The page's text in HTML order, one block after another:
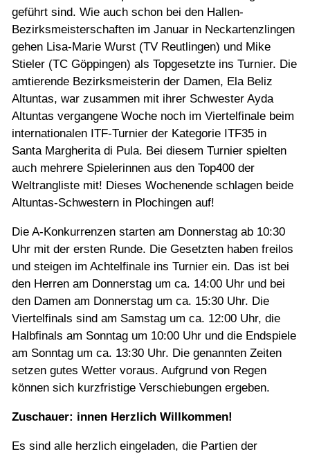
geführt sind. Wie auch schon bei den Hallen-
Bezirksmeisterschaften im Januar in Neckartenzlingen
gehen Lisa-Marie Wurst (TV Reutlingen) und Mike
Stieler (TC Göppingen) als Topgesetzte ins Turnier. Die
amtierende Bezirksmeisterin der Damen, Ela Beliz
Altuntas, war zusammen mit ihrer Schwester Ayda
Altuntas vergangene Woche noch im Viertelfinale beim
internationalen ITF-Turnier der Kategorie ITF35 in
Santa Margherita di Pula. Bei diesem Turnier spielten
auch mehrere Spielerinnen aus den Top400 der
Weltrangliste mit! Dieses Wochenende schlagen beide
Altuntas-Schwestern in Plochingen auf!
Die A-Konkurrenzen starten am Donnerstag ab 10:30
Uhr mit der ersten Runde. Die Gesetzten haben freilos
und steigen im Achtelfinale ins Turnier ein. Das ist bei
den Herren am Donnerstag um ca. 14:00 Uhr und bei
den Damen am Donnerstag um ca. 15:30 Uhr. Die
Viertelfinals sind am Samstag um ca. 12:00 Uhr, die
Halbfinals am Sonntag um 10:00 Uhr und die Endspiele
am Sonntag um ca. 13:30 Uhr. Die genannten Zeiten
setzen gutes Wetter voraus. Aufgrund von Regen
können sich kurzfristige Verschiebungen ergeben.
Zuschauer: innen Herzlich Willkommen!
Es sind alle herzlich eingeladen, die Partien der